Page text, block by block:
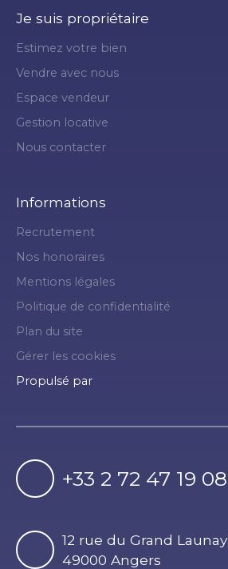
Je suis propriétaire
Estimez votre bien
Vendre avec nous
Espace vendeur
Gestion locative
Nous contacter
Informations
Recrutement
Nos honoraires
Mentions légales
Politique de confidentialité
Plan du site
Gérer les cookies
Propulsé par
+33 2 72 47 19 08
12 rue du Grand Launay
49000 Angers